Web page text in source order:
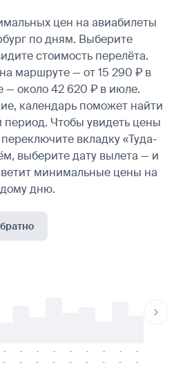
цен на авиабилеты
по дням. Выберите
стоимость перелёта.
маршруте — от 15 290 ₽ в
— около 42 620 ₽ в июле.
календарь поможет найти
Чтобы увидеть цены
вкладку «Туда-
выберите дату вылета — и
минимальные цены на
дню.
-
-
-
-
-
-
-
-
-
-
-
-
-
-
-
-
-
-